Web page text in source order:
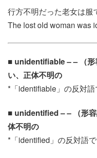
行方不明だった老女は服
The lost old woman was
■ unidentifiable – – （形
い、正体不明の
*「identifiable」の反対語
■ unidentified – – （形
体不明の
*「identified」の反対語で